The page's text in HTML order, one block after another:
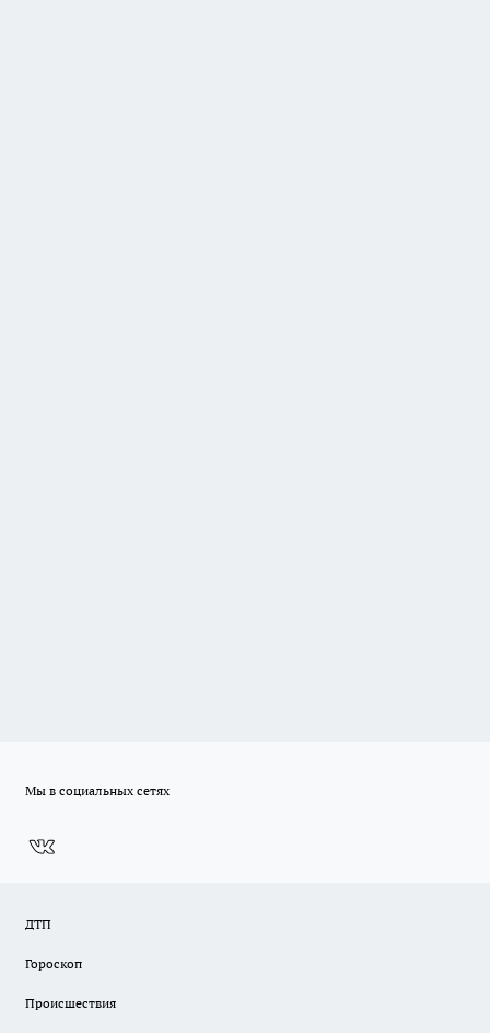
Мы в социальных сетях
ДТП
Гороскоп
Происшествия